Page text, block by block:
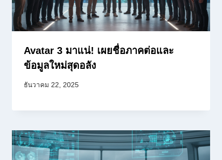
Avatar 3 มาแน่! เผยชื่อภาคต่อและ
ข้อมูลใหม่สุดอลัง
ธันวาคม 22, 2025